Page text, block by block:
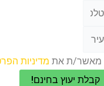
ת אתמדיניות הפרטיות
יעוץ בחינם!